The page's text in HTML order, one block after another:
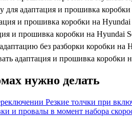
для адаптация и прошивка коробки
и прошивка коробки на Hyundai
и прошивка коробки на Hyundai
без разборки коробки на
адаптация и прошивка коробки
нужно делать
Резкие толчки при
и провалы в момент набора